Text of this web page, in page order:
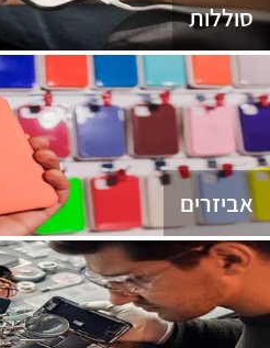
סוללות
אביזרים